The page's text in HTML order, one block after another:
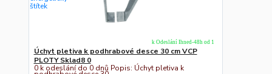
Úchyt pletiva k podhrabové desce 30 cm VCP
PLOTY Sklad8 0
0 k odeslání do 0 dnů Popis: Úchyt pletiva k
k Odeslání Ihned-48h od 1